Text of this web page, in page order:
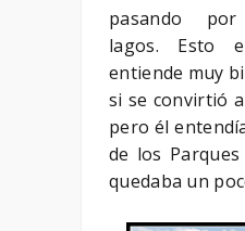
pasando por
lagos. Esto
entiende muy
si se convirtió
pero él
de los
quedaba un